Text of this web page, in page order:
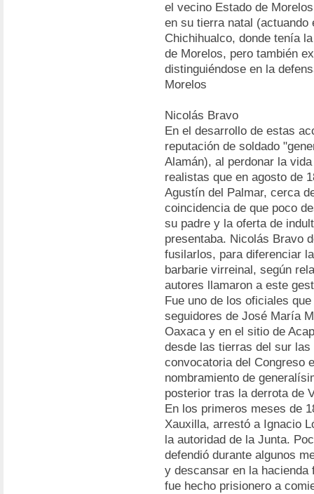
el vecino Estado de
en su tierra natal (actuando
Chichihualco, donde tenía
de Morelos, pero también
distinguiéndose en la
Morelos
Nicolás Bravo
En el desarrollo de estas
reputación de soldado
Alamán), al perdonar la
realistas que en agosto de
Agustín del Palmar, cerca
coincidencia de que poco
su padre y la oferta de
presentaba. Nicolás Bravo
fusilarlos, para diferenciar
barbarie virreinal, según
autores llamaron a este
Fue uno de los oficiales
seguidores de José María
Oaxaca y en el sitio de
desde las tierras del sur
convocatoria del Congreso
nombramiento de
posterior tras la derrota de
En los primeros meses de
Xauxilla, arrestó a Ignacio
la autoridad de la Junta.
defendió durante algunos
y descansar en la hacienda
fue hecho prisionero a